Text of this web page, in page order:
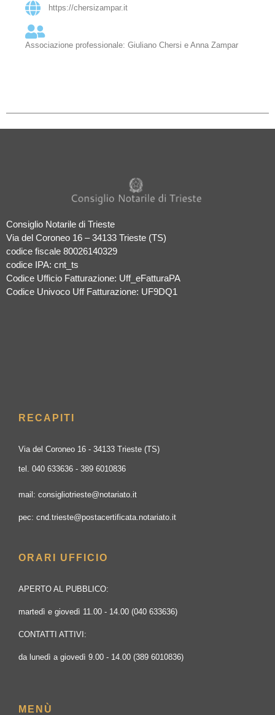
https://chersizampar.it
Associazione professionale: Giuliano Chersi e Anna Zampar
Consiglio Notarile di Trieste
Via del Coroneo 16 – 34133 Trieste (TS)
codice fiscale 80026140329
codice IPA: cnt_ts
Codice Ufficio Fatturazione: Uff_eFatturaPA
Codice Univoco Uff Fatturazione: UF9DQ1
RECAPITI
Via del Coroneo 16 - 34133 Trieste (TS)
tel. 040 633636 - 389 6010836
mail: consigliotrieste@notariato.it
pec: cnd.trieste@postacertificata.notariato.it
ORARI UFFICIO
APERTO AL PUBBLICO:
martedì e giovedì 11.00 - 14.00 (040 633636)
CONTATTI ATTIVI:
da lunedì a giovedì 9.00 - 14.00 (389 6010836)
MENÙ